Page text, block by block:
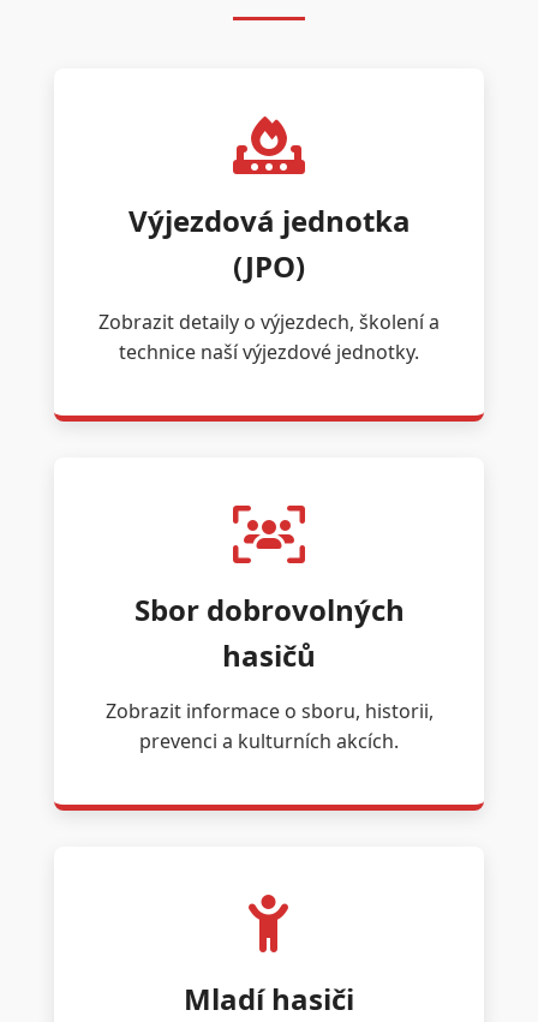
Výjezdová jednotka
(JPO)
Zobrazit detaily o výjezdech, školení a
technice naší výjezdové jednotky.
Sbor dobrovolných
hasičů
Zobrazit informace o sboru, historii,
prevenci a kulturních akcích.
Mladí hasiči